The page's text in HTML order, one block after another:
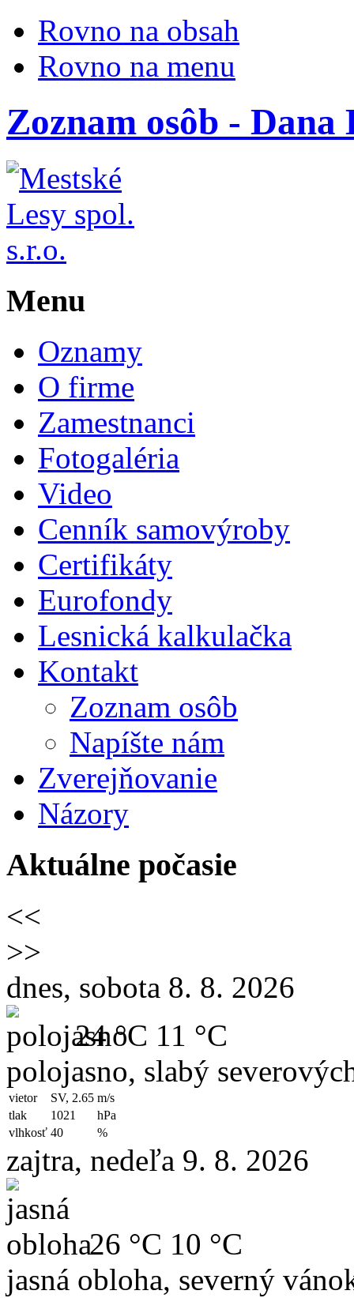
Rovno na obsah
Rovno na menu
Zoznam osôb - Dana
Menu
Oznamy
O firme
Zamestnanci
Fotogaléria
Video
Cenník samovýroby
Certifikáty
Eurofondy
Lesnická kalkulačka
Kontakt
Zoznam osôb
Napíšte nám
Zverejňovanie
Názory
Aktuálne počasie
<<
>>
dnes, sobota 8. 8. 2026
24 °C 11 °C
polojasno, slabý
vietor SV, 2.65 m/s
tlak
1021
hPa
vlhkosť 40 %
zajtra, nedeľa 9. 8. 2026
26 °C 10 °C
jasná obloha, severný